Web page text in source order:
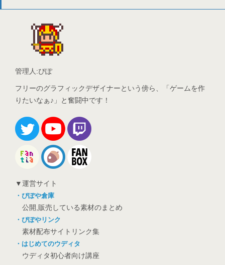
管理人:ぴぽ
フリーのグラフィックデザイナーという傍ら、「ゲームを作
りたいなぁ♪」と奮闘中です！
▼運営サイト
・ぴぽや倉庫
公開,販売している素材のまとめ
・ぴぽやリンク
素材配布サイトリンク集
・はじめてのウディタ
ウディタ初心者向け講座